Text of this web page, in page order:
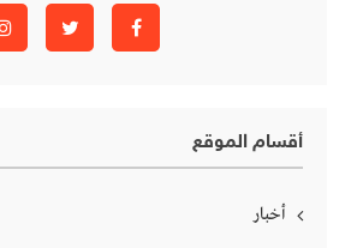
أقسام الموقع
أخبار